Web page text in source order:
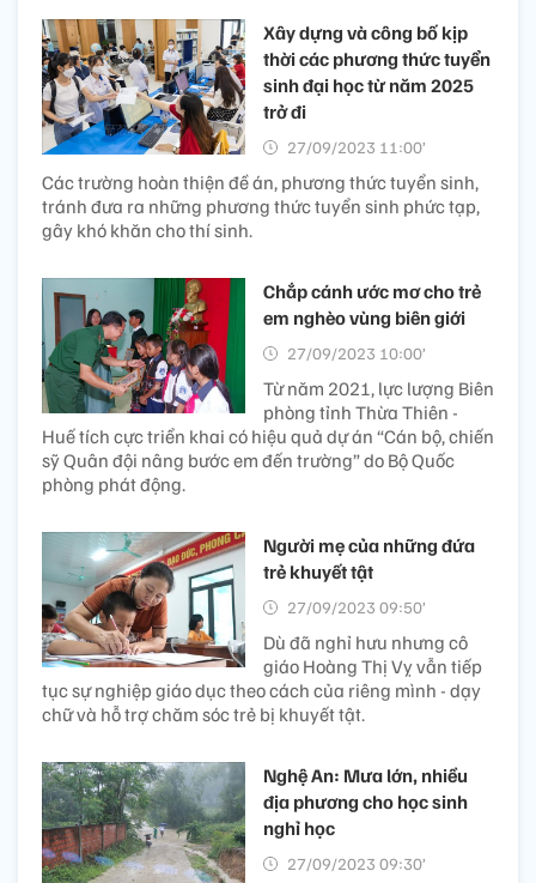
Xây dựng và công bố kịp
thời các phương thức tuyển
sinh đại học từ năm 2025
trở đi
27/09/2023 11:00’
Các trường hoàn thiện đề án, phương thức tuyển sinh,
tránh đưa ra những phương thức tuyển sinh phức tạp,
gây khó khăn cho thí sinh.
Chắp cánh ước mơ cho trẻ
em nghèo vùng biên giới
27/09/2023 10:00’
Từ năm 2021, lực lượng Biên
phòng tỉnh Thừa Thiên -
Huế tích cực triển khai có hiệu quả dự án “Cán bộ, chiến
sỹ Quân đội nâng bước em đến trường” do Bộ Quốc
phòng phát động.
Người mẹ của những đứa
trẻ khuyết tật
27/09/2023 09:50’
Dù đã nghỉ hưu nhưng cô
giáo Hoàng Thị Vỵ vẫn tiếp
tục sự nghiệp giáo dục theo cách của riêng mình - dạy
chữ và hỗ trợ chăm sóc trẻ bị khuyết tật.
Nghệ An: Mưa lớn, nhiều
địa phương cho học sinh
nghỉ học
27/09/2023 09:30’